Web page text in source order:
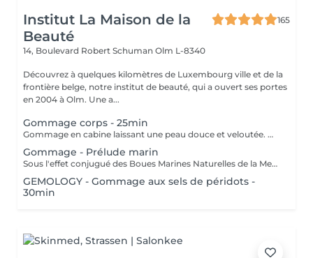
Institut La Maison de la
Beauté
165
14, Boulevard Robert Schuman Olm L-8340
Découvrez à quelques kilomètres de Luxembourg ville et de la
frontière belge, notre institut de beauté, qui a ouvert ses portes
en 2004 à Olm. Une a...
Gommage corps - 25min
Gommage en cabine laissant une peau douce et veloutée. Offrez vous une parenthèse douceur avec le gommage de votre choix.
Gommage - Prélude marin
Sous l'effet conjugué des Boues Marines Naturelles de la Mer Morte et des Sels Marins, ce gommage original et haut de gamme offre une exfoliation détoxifiante, doublée d'un véritable effet de relaxation intense. La peau est douce, vivifiée, les rugosités éliminées, le corps est détendu
GEMOLOGY - Gommage aux sels de péridots -
30min